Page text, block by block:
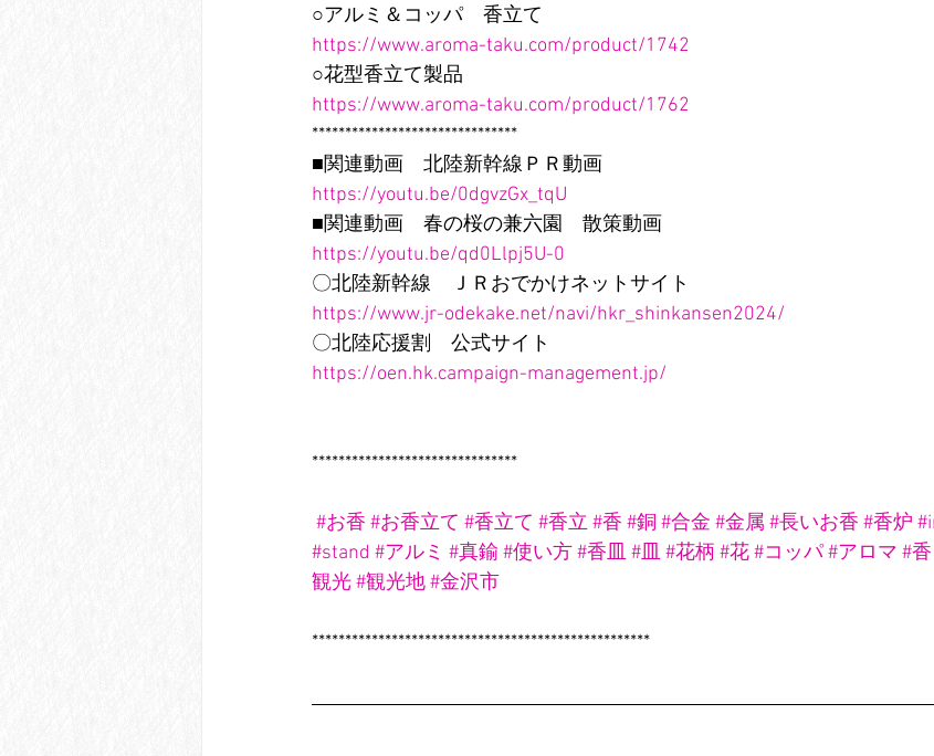
○アルミ＆コッパ　香立て
https://www.aroma-taku.com/product/1742
○花型香立て製品
https://www.aroma-taku.com/product/1762
*******************************
■関連動画　北陸新幹線ＰＲ動画
https://youtu.be/0dgvzGx_tqU
■関連動画　春の桜の兼六園　散策動画
https://youtu.be/qd0Llpj5U-0
〇北陸新幹線　ＪＲおでかけネットサイト
https://www.jr-odekake.net/navi/hkr_shinkansen2024/
〇北陸応援割　公式サイト
https://oen.hk.campaign-management.jp/
*******************************
#お香 #お香立て #香立て #香立#香 #銅 #合金 #金属 #長いお香 #香炉
#stand #アルミ #真鍮 #使い方#香皿#皿#花柄 #花#コッパ#アロマ #香
観光#観光地#金沢市
***************************************************